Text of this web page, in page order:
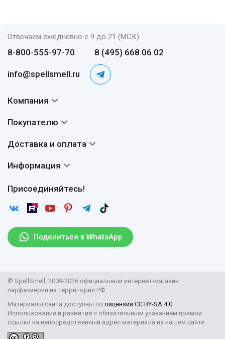
Отвечаем ежедневно с 9 до 21 (МСК)
8-800-555-97-70 8 (495) 668 06 02
info@spellsmell.ru
Поделиться в WhatsApp
Присоединяйтесь!
Компания
Авторы
Сертификаты
Покупателю
Вопросы и ответы
Отзывы
Рассылка
Доставка и оплата
Доставка
Возврат
Информация
Пользовательское соглашение
Защита персональных данных
Правила продажи товаров (Постановление Правительства
Поставщикам
© SpellSmell, 2009-2026 официальный интернет-магазин
парфюмерии на территории РФ
Материалы сайта доступны по лицензии CC BY-SA 4.0.
Использование и развитие с обязательным указанием прямой
ссылки на непосредственный адрес материала на нашем сайте.